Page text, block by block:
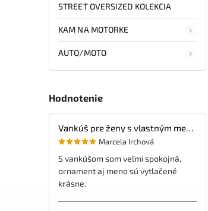
STREET OVERSIZED KOLEKCIA
KAM NA MOTORKE
AUTO/MOTO
Hodnotenie
Marcela Irchová
S vankúšom som veľmi spokojná,
ornament aj meno sú vytlačené
krásne.